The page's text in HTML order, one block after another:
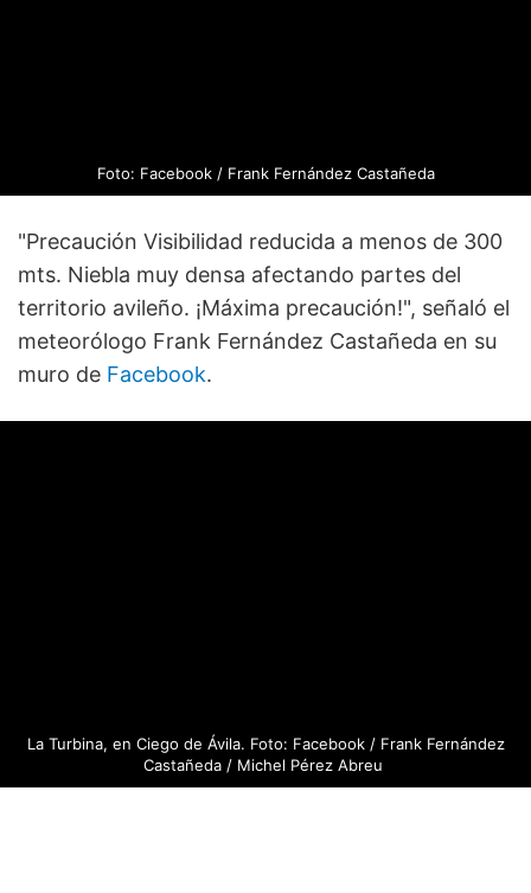
Foto: Facebook / Frank Fernández Castañeda
"Precaución Visibilidad reducida a menos de 300
mts. Niebla muy densa afectando partes del
territorio avileño. ¡Máxima precaución!", señaló el
meteorólogo Frank Fernández Castañeda en su
muro de Facebook.
La Turbina, en Ciego de Ávila. Foto: Facebook / Frank Fernández
Castañeda / Michel Pérez Abreu